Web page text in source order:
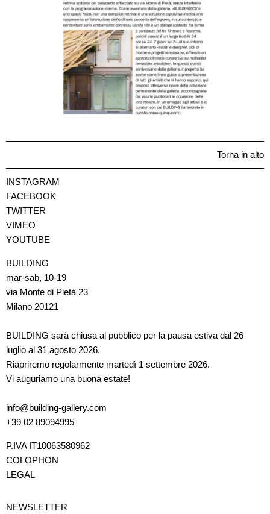
Torna in alto
INSTAGRAM
FACEBOOK
TWITTER
VIMEO
YOUTUBE
BUILDING
mar-sab, 10-19
via Monte di Pietà 23
Milano 20121
BUILDING sarà chiusa al pubblico per la pausa estiva dal 26
luglio al 31 agosto 2026.
Riapriremo regolarmente martedì 1 settembre 2026.
Vi auguriamo una buona estate!
info@building-gallery.com
+39 02 89094995
P.IVA IT10063580962
COLOPHON
LEGAL
NEWSLETTER